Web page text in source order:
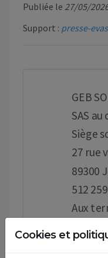
Publiée le 27/05/
Support : presse-
GEB
SAS
Siège
27 rue
89300
512
Aux
date
Cookies et